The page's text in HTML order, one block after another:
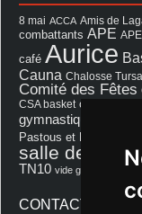
8 mai ACCA Amis de
combattants APE
café Aurice
Cauna Chalosse
Comité des Fêtes
CSA basket cérémonie
gymnastique
Pastous et Pastourettes
salle des
TN10 vide grenier Voeux
CONTACT MAIRIE